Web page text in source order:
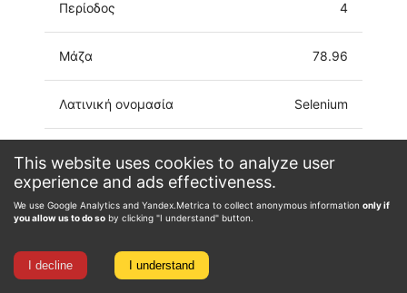
This website uses cookies to analyze user
experience and ads effectiveness.
We use Google Analytics and Yandex.Metrica to collect anonymous information only if
you allow us to do so by clicking "I understand" button.
I decline I understand
Περίοδος 4
Μάζα 78.96
Λατινική ονομασία Selenium
Αριθμός οξείδωσης
-2, -1, 0, 1, 2, 3, 4,